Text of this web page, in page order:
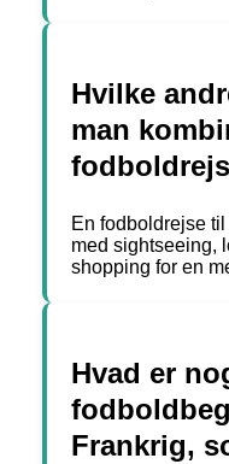
Hvilke
man
En fodboldrejse
med sightseeing,
shopping for en
Hvad er
Frankrig,